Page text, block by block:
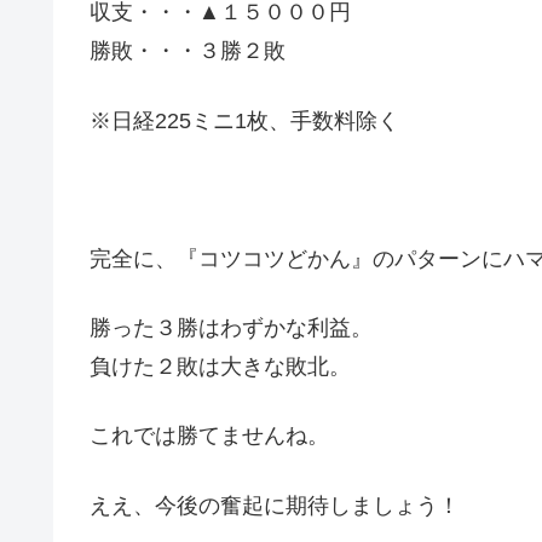
収支・・・▲１５０００円
勝敗・・・３勝２敗
※日経225ミニ1枚、手数料除く
完全に、『コツコツどかん』のパターンにハ
勝った３勝はわずかな利益。
負けた２敗は大きな敗北。
これでは勝てませんね。
ええ、今後の奮起に期待しましょう！